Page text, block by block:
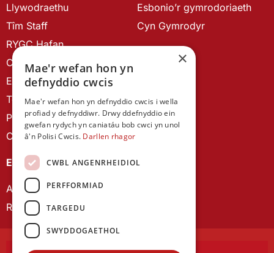
Llywodraethu
Tîm Staff
RYGC Hafan
Canllawiau brandio
Ein Hanes
Telerau ac Amodau
Polisi Preifatrwydd
Cysylltu â ni
Esbonio’r gymrodoriaeth
Cyn Gymrodyr
EIN CYHOEDDIADAU
Astudiaethau Cymreig
Rhwydwaith Ymchwil Gyrfa Cynnar
×
Mae'r wefan hon yn
defnyddio cwcis
Mae'r wefan hon yn defnyddio cwcis i wella
profiad y defnyddiwr. Drwy ddefnyddio ein
gwefan rydych yn caniatáu bob cwci yn unol
â'n Polisi Cwcis. Darllen rhagor
CWBL ANGENRHEIDIOL
PERFFORMIAD
TARGEDU
SWYDDOGAETHOL